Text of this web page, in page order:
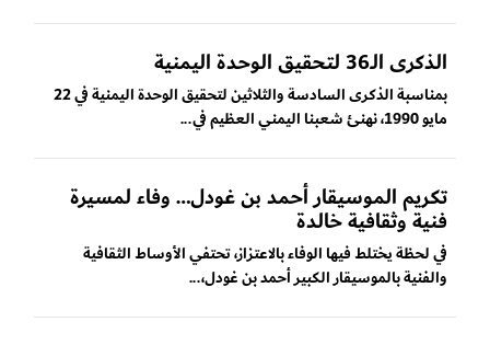
الذكرى الـ36 لتحقيق الوحدة اليمنية
بمناسبة الذكرى السادسة والثلاثين لتحقيق الوحدة اليمنية في 22
مايو 1990، نهنئ شعبنا اليمني العظيم في...
تكريم الموسيقار أحمد بن غودل… وفاء لمسيرة
فنية وثقافية خالدة
في لحظة يختلط فيها الوفاء بالاعتزاز، تحتفي الأوساط الثقافية
والفنية بالموسيقار الكبير أحمد بن غودل،...